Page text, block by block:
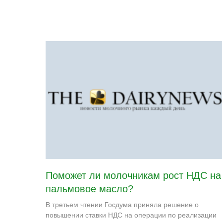
Поможет ли молочникам рост НДС на
пальмовое масло?
В третьем чтении Госдума приняла решение о
повышении ставки НДС на операции по реализации